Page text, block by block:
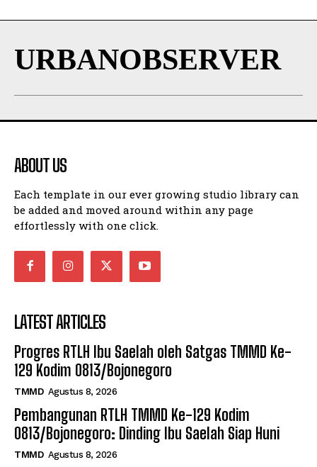
URBANOBSERVER
ABOUT US
Each template in our ever growing studio library can
be added and moved around within any page
effortlessly with one click.
LATEST ARTICLES
Progres RTLH Ibu Saelah oleh Satgas TMMD Ke-
129 Kodim 0813/Bojonegoro
TMMD Agustus 8, 2026
Pembangunan RTLH TMMD Ke-129 Kodim
0813/Bojonegoro: Dinding Ibu Saelah Siap Huni
TMMD Agustus 8, 2026